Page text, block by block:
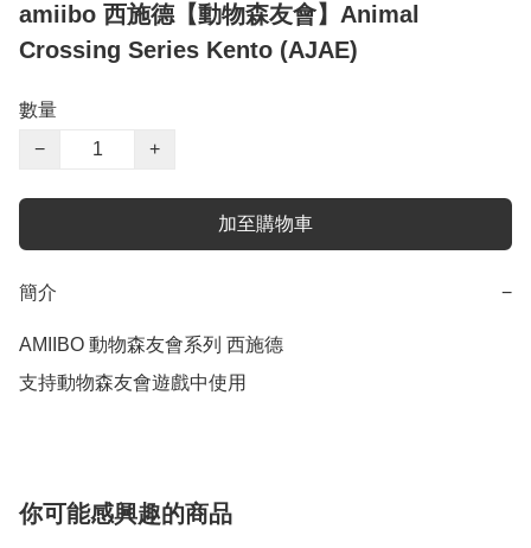
amiibo 西施德【動物森友會】Animal
Crossing Series Kento (AJAE)
數量
−
+
加至購物車
簡介 −
AMIIBO 動物森友會系列 西施德
支持動物森友會遊戲中使用
你可能感興趣的商品